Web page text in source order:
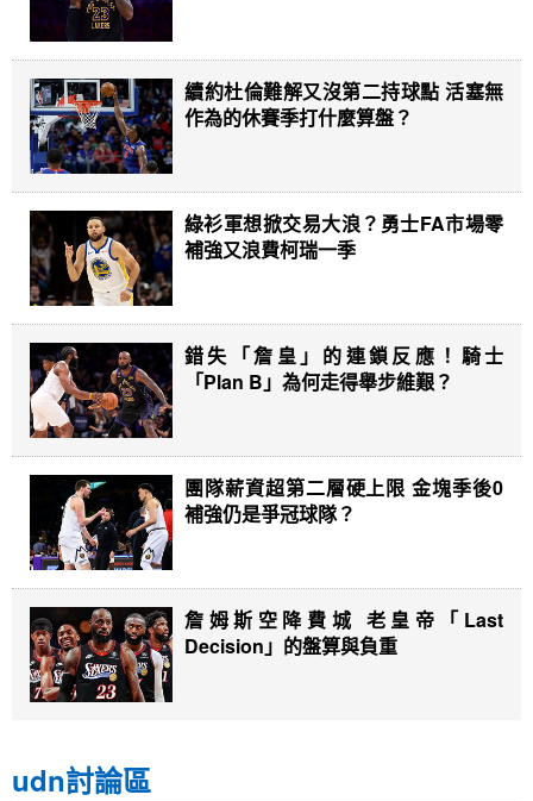
續約杜倫難解又沒第二持球點 活塞無
作為的休賽季打什麼算盤？
綠衫軍想掀交易大浪？勇士FA市場零
補強又浪費柯瑞一季
錯失「詹皇」的連鎖反應！騎士
「Plan B」為何走得舉步維艱？
團隊薪資超第二層硬上限 金塊季後0
補強仍是爭冠球隊？
詹姆斯空降費城 老皇帝「Last
Decision」的盤算與負重
udn討論區